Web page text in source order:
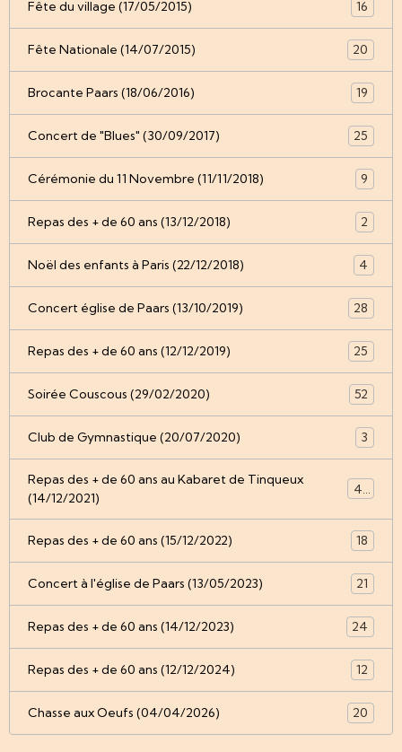
Fête du village (17/05/2015) 16
Fête Nationale (14/07/2015) 20
Brocante Paars (18/06/2016) 19
Concert de "Blues" (30/09/2017) 25
Cérémonie du 11 Novembre (11/11/2018) 9
Repas des + de 60 ans (13/12/2018) 2
Noël des enfants à Paris (22/12/2018) 4
Concert église de Paars (13/10/2019) 28
Repas des + de 60 ans (12/12/2019) 25
Soirée Couscous (29/02/2020) 52
Club de Gymnastique (20/07/2020) 3
Repas des + de 60 ans au Kabaret de Tinqueux
(14/12/2021)
Repas des + de 60 ans (15/12/2022) 18
Concert à l'église de Paars (13/05/2023) 21
Repas des + de 60 ans (14/12/2023) 24
Repas des + de 60 ans (12/12/2024) 12
Chasse aux Oeufs (04/04/2026) 20